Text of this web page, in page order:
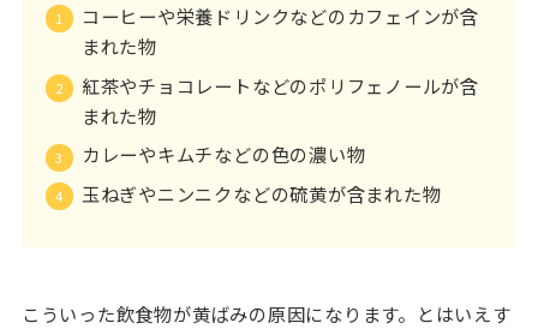
コーヒーや栄養ドリンクなどのカフェインが含
まれた物
紅茶やチョコレートなどのポリフェノールが含
まれた物
カレーやキムチなどの色の濃い物
玉ねぎやニンニクなどの硫黄が含まれた物
こういった飲食物が黄ばみの原因になります。とはいえす